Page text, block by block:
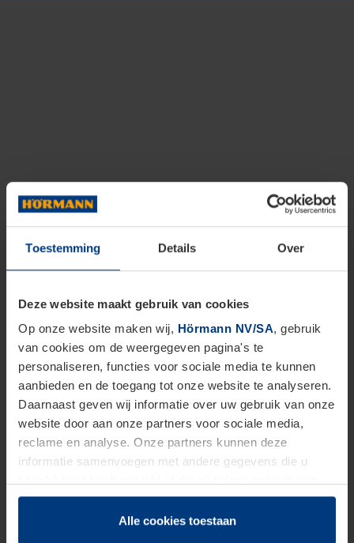
Toestemming Details Over
Deze website maakt gebruik van cookies
Op onze website maken wij, Hörmann NV/SA, gebruik
van cookies om de weergegeven pagina's te
personaliseren, functies voor sociale media te kunnen
aanbieden en de toegang tot onze website te analyseren.
Daarnaast geven wij informatie over uw gebruik van onze
website door aan onze partners voor sociale media,
reclame en analyse. Onze partners kunnen deze
informatie samenvoegen met andere gegevens die u
hun diensten hebben verzameld.
Juridisch hebben wij het recht om cookies op uw
Alle cookies toestaan